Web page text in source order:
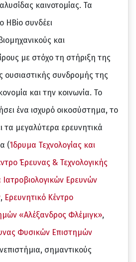
καινοτομίας. Τα
HBio συνδέει
και
με στόχο τη στήριξη της
ουσιαστικής συνδρομής της
και την κοινωνία. Το
ένα ισχυρό οικοσύστημα, το
τα μεγαλύτερα ερευνητικά
(Ίδρυμα Τεχνολογίας και
Έρευνας & Τεχνολογικής
Ιατροβιολογικών Ερευνών
, Ερευνητικό Κέντρο
«Αλέξανδρος Φλέμιγκ»,
Φυσικών Επιστημών
σημαντικούς